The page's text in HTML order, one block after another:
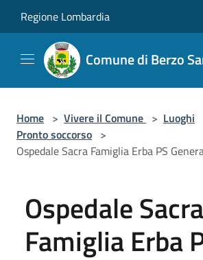
Regione Lombardia
Comune di Berzo
Home > Vivere il Comune > Luoghi
Pronto soccorso >
Ospedale Sacra Famiglia Erba PS
Ospedale Sacra
Famiglia Erba